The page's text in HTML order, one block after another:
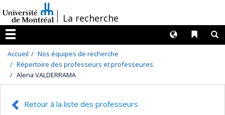
au
contenu
/La recherche
Menu
Liens
Langues
Accueil
Nos équipes de recherche
Répertoire des professeurs et professeures
Alena VALDERRAMA
Retour à la liste des professeurs